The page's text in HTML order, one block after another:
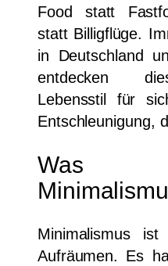
Food statt
statt Billigflüge.
in Deutschland
entdecken
Lebensstil für
Entschleunigung,
Was
Minimalismus
Aufräumen. Es